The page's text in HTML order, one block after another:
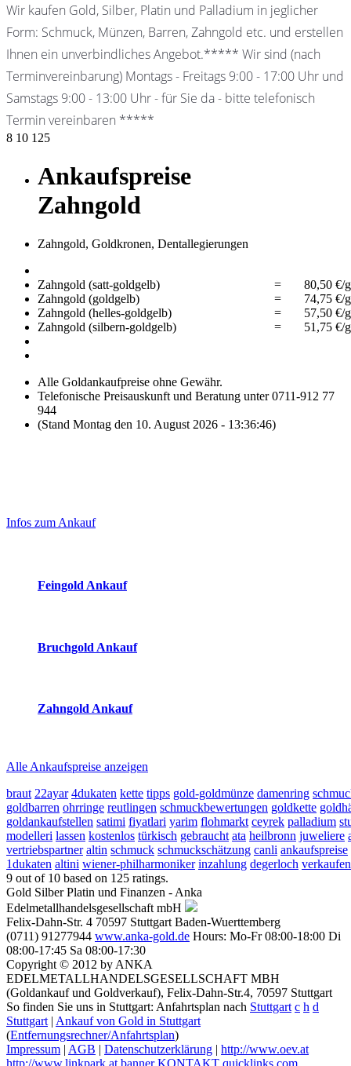
Wir kaufen Gold, Silber, Platin und Palladium in jeglicher
Form: Schmuck, Münzen, Barren, Zahngold etc. und erstellen
Ihnen ein unverbindliches Angebot.***** Wir sind (nach
Terminvereinbarung) Montags - Freitags 9:00 - 17:00 Uhr und
Samstags 9:00 - 13:00 Uhr - für Sie da - bitte telefonisch
Termin vereinbaren *****
8 10 125
Ankaufspreise
Zahngold
Zahngold, Goldkronen, Dentallegierungen
Zahngold (satt-goldgelb) =
80,50 €/g
Zahngold (goldgelb)
=
74,75 €/g
Zahngold (helles-goldgelb)
=
57,50 €/g
Zahngold (silbern-goldgelb)
= 51,75 €/g
Alle Goldankaufpreise ohne Gewähr.
Telefonische Preisauskunft und Beratung unter 0711-912 77
944
(Stand Montag den 10. August 2026 - 13:36:46)
Sidebar
Infos zum Ankauf
Feingold Ankauf
Bruchgold Ankauf
Zahngold Ankauf
Alle Ankaufspreise anzeigen
braut 22ayar 4dukaten kette tipps gold-goldmünze damenring
goldbarren ohrringe reutlingen schmuckbewertungen goldkette
goldankaufstellen satimi fiyatlari yarim flohmarkt ceyrek palladium
modelleri lassen kostenlos türkisch gebraucht ata heilbronn juweliere
vertriebspartner altin schmuck schmuckschätzung canli ankaufspreise
1dukaten altini wiener-philharmoniker inzahlung degerloch verkaufen
9 out of 10 based on 125 ratings.
Gold Silber Platin und Finanzen - Anka
Edelmetallhandelsgesellschaft mbH
Felix-Dahn-Str. 4 70597 Stuttgart Baden-Wuerttemberg
(0711) 91277944 www.anka-gold.de Hours: Mo-Fr 08:00-18:00 Di
08:00-17:45 Sa 08:00-17:30
Copyright © 2012 by ANKA
EDELMETALLHANDELSGESELLSCHAFT MBH
(Goldankauf und Goldverkauf), Felix-Dahn-Str.4, 70597 Stuttgart
So finden Sie uns in Stuttgart: Anfahrtsplan nach Stuttgart c h d
Stuttgart | Ankauf von Gold in Stuttgart
(Entfernungsrechner/Anfahrtsplan)
Impressum | AGB | Datenschutzerklärung | http://www.oev.at
http://www.linkpark.at banner KONTAKT quicklinks.com